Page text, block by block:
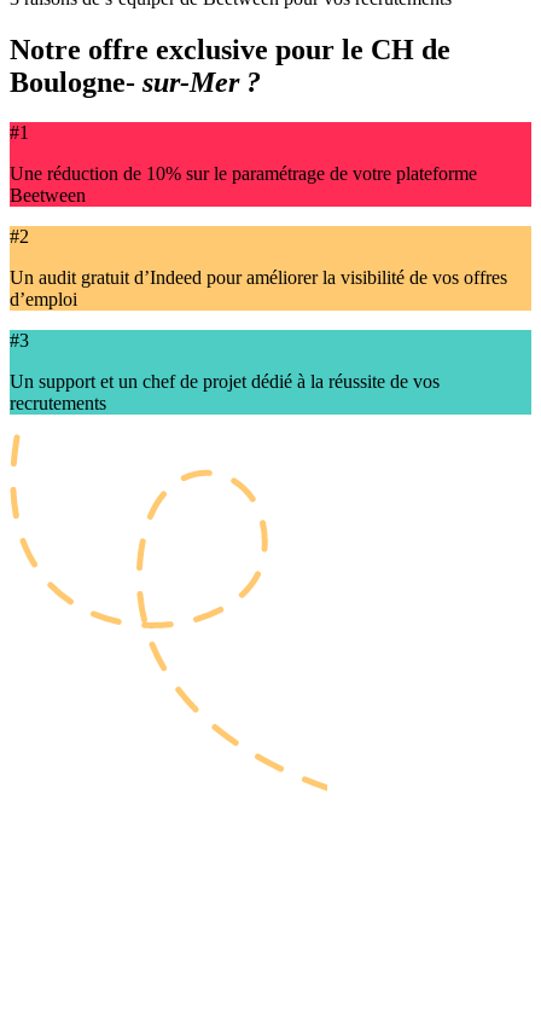
Notre offre exclusive pour le CH de
Boulogne- sur-Mer ?
#1
Une réduction de 10% sur le paramétrage de votre plateforme
Beetween
#2
Un audit gratuit d’Indeed pour améliorer la visibilité de vos offres
d’emploi
#3
Un support et un chef de projet dédié à la réussite de vos
recrutements